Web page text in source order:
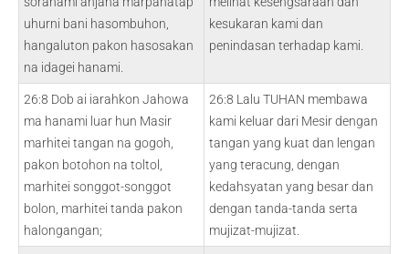
uhurni bani hasombuhon,
hangaluton pakon hasosakan
na idagei hanami.
kesukaran kami dan
penindasan terhadap kami.
26:8 Dob ai iarahkon Jahowa
ma hanami luar hun Masir
marhitei tangan na gogoh,
pakon botohon na toltol,
marhitei songgot-songgot
bolon, marhitei tanda pakon
halongangan;
26:8 Lalu TUHAN membawa
kami keluar dari Mesir dengan
tangan yang kuat dan lengan
yang teracung, dengan
kedahsyatan yang besar dan
dengan tanda-tanda serta
mujizat-mujizat.